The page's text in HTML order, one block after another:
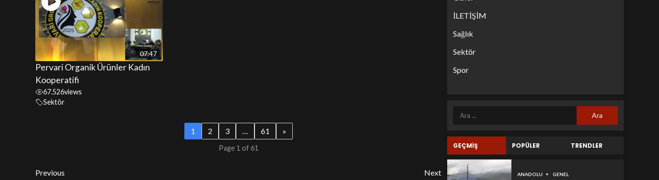
07:47
Pervari Organik Ürünler Kadın
Kooperatifi
67.526views
Sektör
1 2 3 … 61 »
Page 1 of 61
Previous
Next
İLETİŞİM
Sağlık
Sektör
Spor
GEÇMİŞ POPÜLER TRENDLER
ANADOLU GENEL